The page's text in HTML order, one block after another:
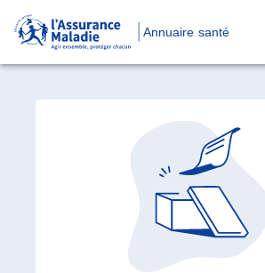
Annuaire santé